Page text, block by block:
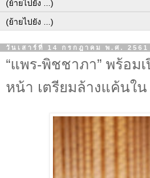
วันเสาร์ที่ 14 กรกฎาคม พ.ศ. 2561
“แพร-พิชชาภา” พร้อม
หน้า เตรียมล้างแค้นใน